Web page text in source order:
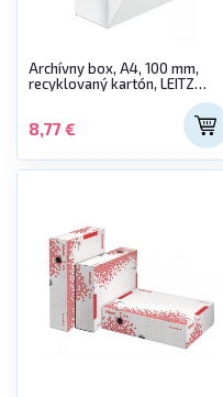
Archívny box, A4, 100 mm,
recyklovaný kartón, LEITZ
8,77 €